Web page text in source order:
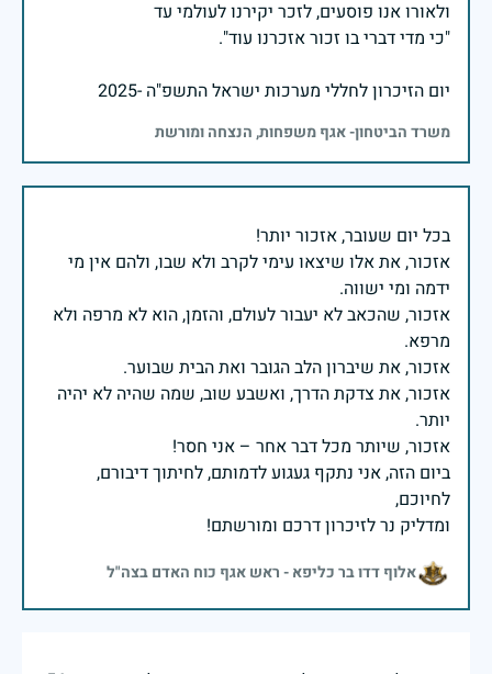
יום הזיכרון לחללי מערכות ישראל התשפ"ה -2025
משרד הביטחון- אגף משפחות, הנצחה ומורשת
אזכור, את אלו שיצאו עימי לקרב ולא שבו, ולהם אין מי
אזכור, שהכאב לא יעבור לעולם, והזמן, הוא לא מרפה ולא
אזכור, את צדקת הדרך, ואשבע שוב, שמה שהיה לא יהיה
ביום הזה, אני נתקף געגוע לדמותם, לחיתוך דיבורם,
ומדליק נר לזיכרון דרכם ומורשתם!
אלוף דדו בר כליפא - ראש אגף כוח האדם בצה"ל